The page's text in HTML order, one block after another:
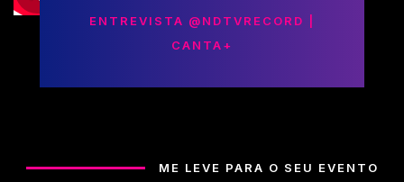
ENTREVISTA ‪@NDTVRECORD‬ |
CANTA+
ME LEVE PARA O SEU EVENTO